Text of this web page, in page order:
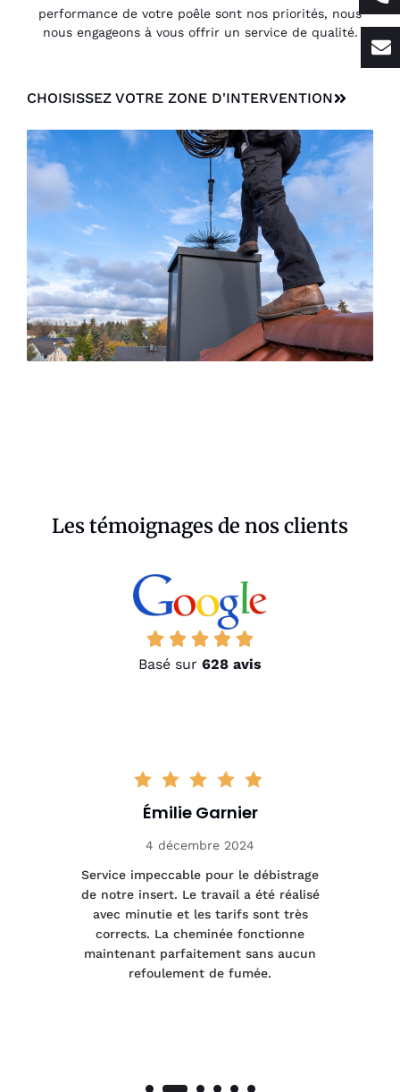
performance de votre poêle sont nos priorités, nous
nous engageons à vous offrir un service de qualité.
CHOISISSEZ VOTRE ZONE D'INTERVENTION
Les témoignages de nos clients
Basé sur 628 avis
Émilie Garnier
4 décembre 2024
Service impeccable pour le débistrage
de notre insert. Le travail a été réalisé
avec minutie et les tarifs sont très
corrects. La cheminée fonctionne
maintenant parfaitement sans aucun
refoulement de fumée.